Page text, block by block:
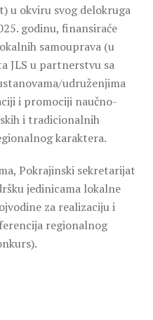
u okviru svog delokruga
godinu, finansiraće
samouprava (u
JLS u partnerstvu sa
udruženjima
i promociji naučno-
i tradicionalnih
karaktera.
Pokrajinski sekretarijat
jedinicama lokalne
za realizaciju i
regionalnog